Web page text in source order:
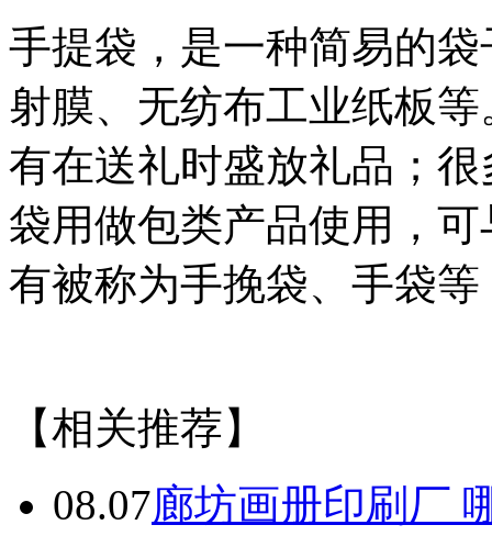
手提袋，是一种简易的
射膜、无纺布工业纸板
有在送礼时盛放礼品；
袋用做包类产品使用，
有被称为手挽袋、手袋等
【相关推荐】
08.07廊坊画册印刷厂